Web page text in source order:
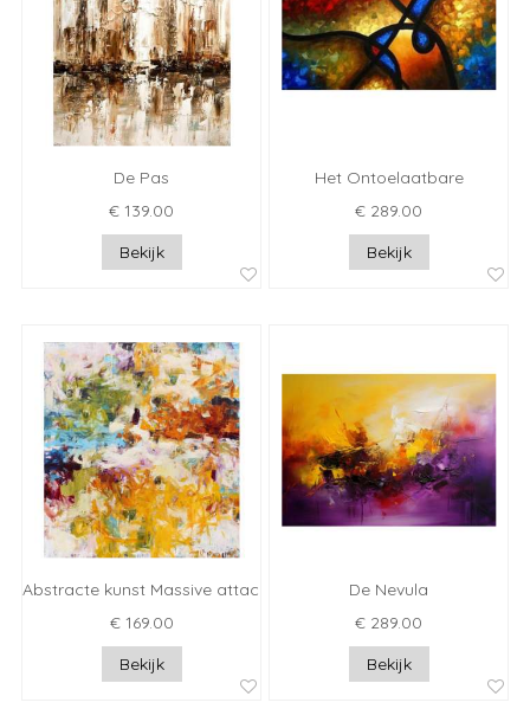
De Pas
€ 139.00
Bekijk
Het Ontoelaatbare
€ 289.00
Bekijk
Abstracte kunst Massive attack
€ 169.00
Bekijk
De Nevula
€ 289.00
Bekijk